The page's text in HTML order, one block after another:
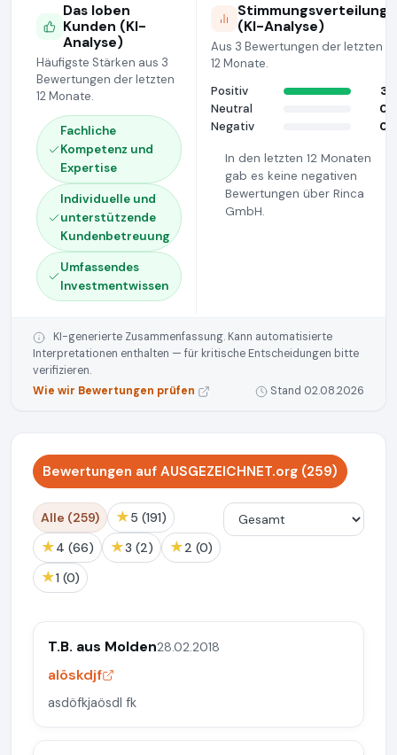
Das loben
Kunden (KI-
Analyse)
Häufigste Stärken aus 3
Bewertungen der letzten
12 Monate.
Fachliche
Kompetenz und
Expertise
Individuelle und
unterstützende
Kundenbetreuung
Umfassendes
Investmentwissen
Stimmungsverteilung
(KI-Analyse)
Aus 3 Bewertungen der letzten
12 Monate.
Positiv
3
Neutral
0
Negativ
0
In den letzten 12 Monaten
gab es keine negativen
Bewertungen über Rinca
GmbH.
KI-generierte Zusammenfassung. Kann automatisierte
Interpretationen enthalten — für kritische Entscheidungen bitte
verifizieren.
Wie wir Bewertungen prüfen
Stand 02.08.2026
Bewertungen auf AUSGEZEICHNET.org (259)
Alle (259) ★ 5 (191)
★ 4 (66) ★ 3 (2) ★ 2 (0)
★ 1 (0)
T.B. aus Molden28.02.2018
alöskdjf
asdöfkjaösdl fk